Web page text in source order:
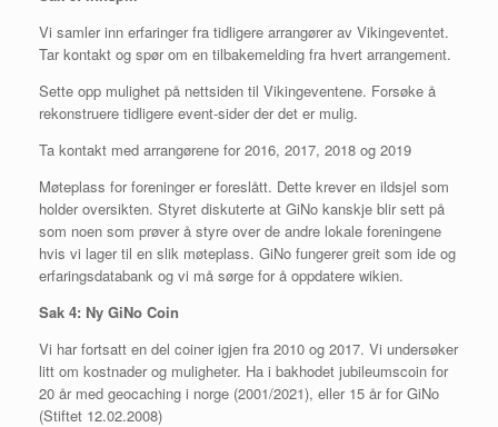
Vi samler inn erfaringer fra tidligere arrangører av Vikingeventet.
Tar kontakt og spør om en tilbakemelding fra hvert arrangement.
Sette opp mulighet på nettsiden til Vikingeventene. Forsøke å
rekonstruere tidligere event-sider der det er mulig.
Ta kontakt med arrangørene for 2016, 2017, 2018 og 2019
Møteplass for foreninger er foreslått. Dette krever en ildsjel som
holder oversikten. Styret diskuterte at GiNo kanskje blir sett på
som noen som prøver å styre over de andre lokale foreningene
hvis vi lager til en slik møteplass. GiNo fungerer greit som ide og
erfaringsdatabank og vi må sørge for å oppdatere wikien.
Sak 4: Ny GiNo Coin
Vi har fortsatt en del coiner igjen fra 2010 og 2017. Vi undersøker
litt om kostnader og muligheter. Ha i bakhodet jubileumscoin for
20 år med geocaching i norge (2001/2021), eller 15 år for GiNo
(Stiftet 12.02.2008)